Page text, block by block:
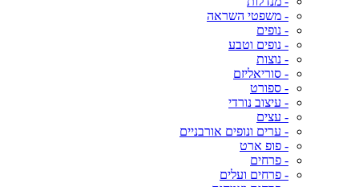
- משפטי השראה
- נופים
- נופים וטבע
- נוצות
- סוריאליזם
- ספורט
- עיצוב נורדי
- עצים
- ערים ונופים אורבניים
- פופ ארט
- פרחים
- פרחים ועלים